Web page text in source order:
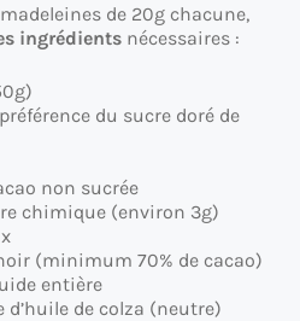
de 20g chacune,
ingrédients nécessaires :
du sucre doré de
non sucrée
chimique (environ 3g)
(minimum 70% de cacao)
entière
d’huile de colza (neutre)